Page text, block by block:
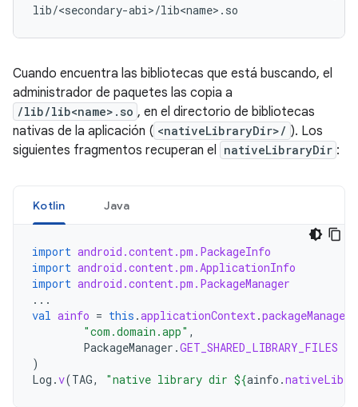
Cuando encuentra las bibliotecas que está buscando, el
administrador de paquetes las copia a
/lib/lib<name>.so , en el directorio de bibliotecas
nativas de la aplicación ( <nativeLibraryDir>/ ). Los
siguientes fragmentos recuperan el nativeLibraryDir :
Kotlin Java
import android.content.pm.PackageInfo
import android.content.pm.ApplicationInfo
import android.content.pm.PackageManager
...
val ainfo = this .applicationContext.packageManager
"com.domain.app" ,
PackageManager .GET_SHARED_LIBRARY_FILES
)
Log .v(TAG, "native library dir ${ainfo .